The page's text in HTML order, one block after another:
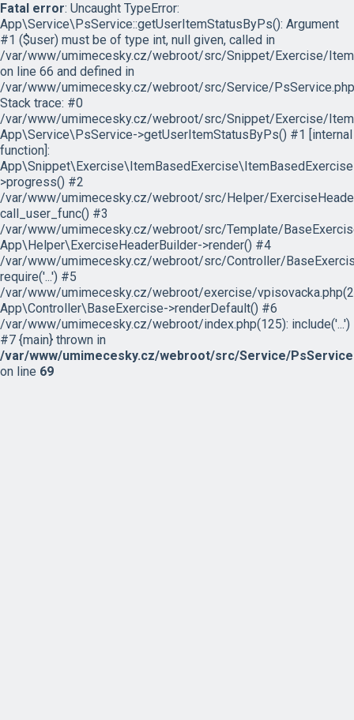
Fatal error: Uncaught TypeError:
App\Service\PsService::getUserItemStatusByPs(): Argument
#1 ($user) must be of type int, null given, called in
/var/www/umimecesky.cz/webroot/src/Snippet/Exercise/
on line 66 and defined in
/var/www/umimecesky.cz/webroot/src/Service/
Stack trace: #0
/var/www/umimecesky.cz/webroot/src/Snippet/Exercise/
App\Service\PsService->getUserItemStatusByPs() #1 [internal
function]:
>progress() #2
/var/www/umimecesky.cz/webroot/src/Helper/
call_user_func() #3
/var/www/umimecesky.cz/webroot/src/Template/
App\Helper\ExerciseHeaderBuilder->render() #4
/var/www/umimecesky.cz/webroot/src/Controller/
require('...') #5
/var/www/umimecesky.cz/webroot/exercise/
App\Controller\BaseExercise->renderDefault() #6
/var/www/umimecesky.cz/webroot/index.php(125): include('...')
#7 {main} thrown in
/var/www/umimecesky.cz/webroot/src/Service/
on line 69